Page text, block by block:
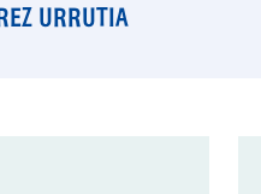
URRUTIA